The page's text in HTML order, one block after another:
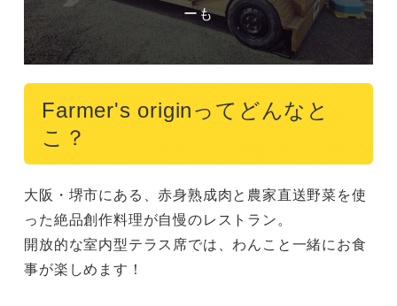
ーも
Farmer's originってどんなと
こ？
大阪・堺市にある、赤身熟成肉と農家直送野菜を使
った絶品創作料理が自慢のレストラン。
開放的な室内型テラス席では、わんこと一緒にお食
事が楽しめます！